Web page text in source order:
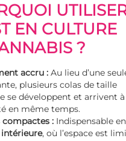
EN CULTURE
?
accru : Au lieu d’une
plusieurs colas de taille
se développent et arrivent à
en même temps.
compactes : Indispensable en
, où l’espace est